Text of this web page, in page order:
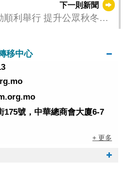
下一則新聞
升公眾秋冬季
移中心
175號，中華總商會大廈6-7
+ 更多